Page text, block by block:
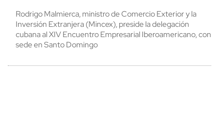
Rodrigo Malmierca, ministro de Comercio Exterior y la
Inversión Extranjera (Mincex), preside la delegación
cubana al XIV Encuentro Empresarial Iberoamericano, con
sede en Santo Domingo